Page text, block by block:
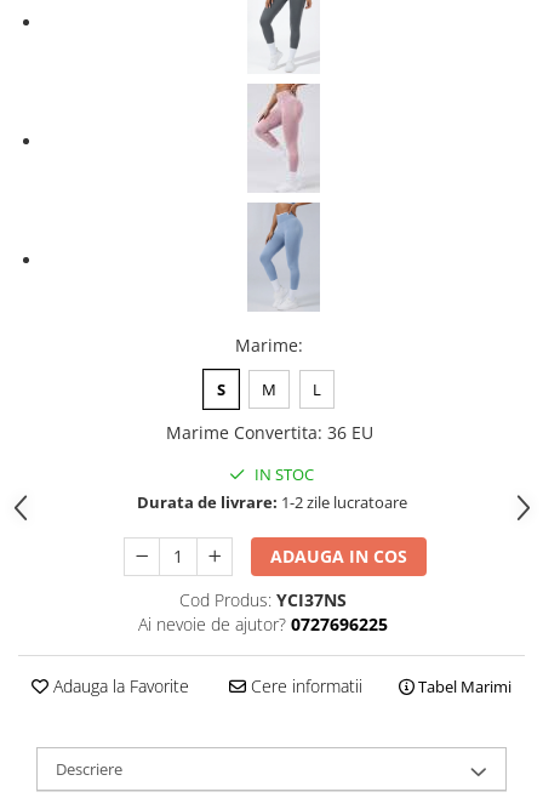
Marime:
S M L
Marime Convertita: 36 EU
IN STOC
Durata de livrare: 1-2 zile lucratoare
ADAUGA IN COS
Cod Produs: YCI37NS
Ai nevoie de ajutor? 0727696225
Adauga la Favorite Cere informatii Tabel Marimi
Descriere